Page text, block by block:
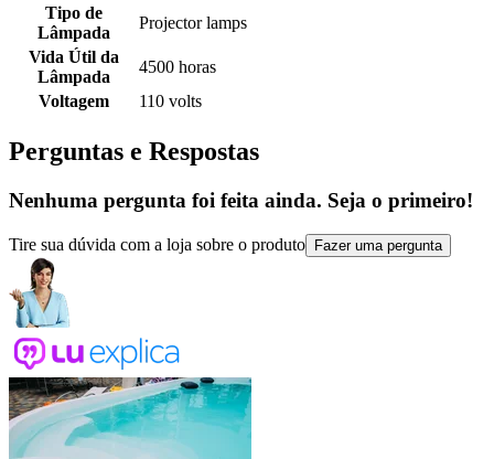
Tipo de
Lâmpada
Projector lamps
Vida Útil da
Lâmpada
4500 horas
Voltagem
110 volts
Perguntas e Respostas
Nenhuma pergunta foi feita ainda. Seja o primeiro!
Tire sua dúvida com a loja sobre o produto Fazer uma pergunta